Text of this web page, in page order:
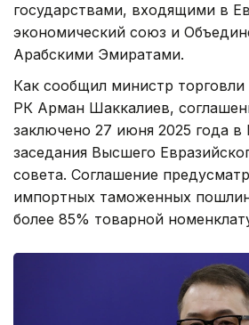
государствами, входящими в
экономический союз и
Арабскими Эмиратами.
Как сообщил министр торговли
РК Арман Шаккалиев,
заключено 27 июня 2025 года
заседания Высшего
совета. Соглашение
импортных таможенных
более 85% товарной